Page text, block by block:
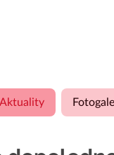
Aktuality